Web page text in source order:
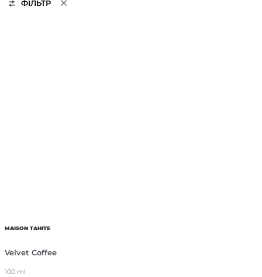
ФІЛЬТР
MAISON TAHITE
Velvet Coffee
100 ml